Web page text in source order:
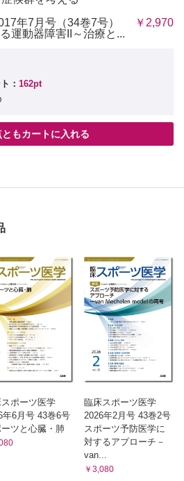
年7月号（34巻7号）
運動器障害II～治療と...
￥2,970
： 162pt
もカートに入れる
ポーツ医学
年6月号 43巻6号
ーツと心臓・肺
臨床スポーツ医学
2026年2月号 43巻2号
スポーツ予防医学に
対するアプローチ－
van...
￥3,080